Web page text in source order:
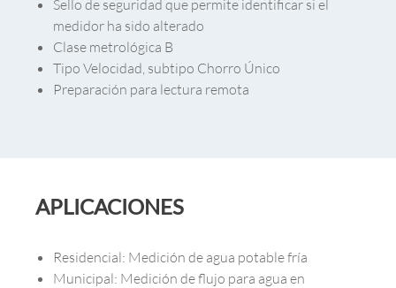
Sello de seguridad que permite identificar si el
medidor ha sido alterado
Clase metrológica B
Tipo Velocidad, subtipo Chorro Único
Preparación para lectura remota
APLICACIONES
Residencial: Medición de agua potable fría
Municipal: Medición de flujo para agua en